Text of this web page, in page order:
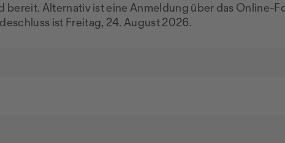
bereit. Alternativ ist eine Anmeldung über das Online-
ist Freitag, 24. August 2026.